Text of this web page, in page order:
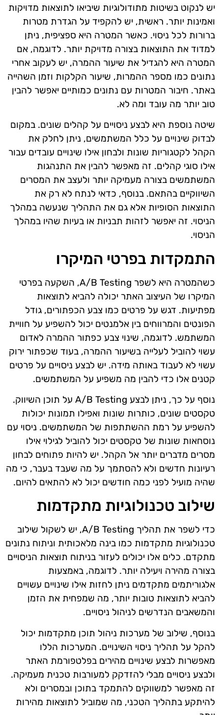
יש לנקוט בשיטות מתודולוגיות שיביאו לתוצאות מדויקות
ואמינות יותר. ראשית, יש להקפיד על הגדרת מטרות
ברורות לכל ניסוי. כאשר המטרה היא ספציפית, ניתן
למדוד את התוצאות בצורה מדויקת יותר. לדוגמה, אם
המטרה היא להגדיל את שיעור ההמרה, יש לעקוב אחרי
נתונים כמו מספר ההמרות, שיעור הקלקות וזמן השהייה
באתר. חיבור המטרות עם נתונים כמותיים יאפשר להבין
טוב יותר מה עובד ומה לא.
שיטה נוספת היא לבצע ניסויים על קהלים שונים. במקום
לבדוק שינויים על כלל המשתמשים, ניתן לחלק את
הקהל לקטגוריות שונות ולבחון אילו שינויים עובדים עבור
אילו סוגי קהלים. זה מאפשר להבין את התנהגות
המשתמשים בצורה מעמיקה יותר ולעצב את המסרים
השיווקיים בהתאם. בנוסף, כדאי לנתח לא רק את
התוצאות הסופיות אלא גם את התהליך שנעשה במהלך
הניסוי. זה יאפשר לזהות תבניות או בעיות שהיו במהלך
הניסוי.
התמקדות בפרטי המיקרו
כשהמטרה היא לשפר A/B Testing, השקעה בפרטי
המיקרו של העיצוב האתר יכולה להביא לתוצאות
מפתיעות. דגש על פרטים כמו צבע הכפתורים, גודל
הפונטים והמרווחים בין אלמנטים יכול להשפיע על חוויית
המשתמש. לדוגמה, שינוי צבע כפתור ההמרה לאדום
עשוי להוביל לעלייה בשיעור ההמרה, בעוד שכפתור ירוק
עשוי לא לעבוד באותה מידה. יש לבצע ניסויים על פרטים
קטנים אלו כדי להבין מה משפיע על המשתמשים.
נוסף על כך, ניתן לבצע A/B Testing על תוכן השיווק.
טקסטים שונים, כותרות שונות ואפילו תמונות יכולות
להשפיע על רמת ההשתתפות של המשתמשים. ניסוי עם
נוסחאות שונות של טקסטים יכול להוביל לגילוי אילו
מסרים מדברים יותר אל הקהל. יש להיות פתוחים לבחון
רעיונות חדשים ולא להסתמך על מה שעבד בעבר, כי מה
שהיה מועיל לפני כמה חודשים יכול לא להתאים להיום.
שילוב טכנולוגיות מתקדמות
כדי לשפר את תהליך A/B Testing, יש לשקול שילוב
טכנולוגיות מתקדמות כמו בינה מלאכותית וניתוח נתונים
מתקדם. כלים אלו יכולים לעזור בניתוח תוצאות הניסויים
בצורה מהירה ויעילה יותר. לדוגמה, באמצעות
אלגוריתמים מתקדמים ניתן לחזות אילו שינויים עשויים
להביא לתוצאות טובות יותר, מה שמפחית את הזמן
והמשאבים הנדרשים לניהול ניסויים.
בנוסף, שילוב של מערכות ניהול תוכן מתקדמות יכול
להקל על תהליך ניסוי השינויים. המערכות הללו
מאפשרות לבצע שינויים מהירים בפלטפורמת האתר
ולבצע ניסויים מבלי להזדקק למעורבות טכנית מעמיקה.
זה מאפשר למשווקים להתמקד בתוכן ובמסרים ולא
להיתקע בתהליך הטכני, מה שמוביל לתוצאות מהירות